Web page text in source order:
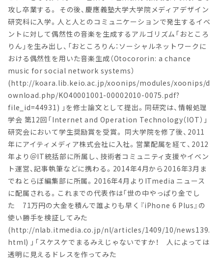
攻し卒業する。 その後、慶應義塾大学大学院メディアデザイン
研究科に入学。人と人とのコミュニケーションで発生するイベ
ントに対して偶然性の音楽を生成するアルゴリズム「おところ
りん」を生み出し、「おところりん：ソーシャルネットワークに
おける偶然性を用いた音楽生成（Otocororin: a chance
music for social network systems）
(http://koara.lib.keio.ac.jp/xoonips/modules/xoonips/d
ownload.php/KO40001001-00002010-0075.pdf?
file_id=44931) 」を修士論文として提出。同研究は、情報処理
学会 第12回「Internet and Operation Technology（IOT）」
研究会において学生奨励賞を受賞。 同大学院を修了後、2011
年にアイティメディア株式会社に入社。営業配属を経て、2012
年より＠IT統括部に所属し、技術者コミュニティ支援やイベン
ト運営、記事執筆などに携わる。2014年4月から2016年3月ま
でねとらぼ編集部に所属。2016年4月よりITmedia ニュース
に配属される。これまでの代表作は「世の中やっぱり金でし
た 71万円の大金を積んで誰よりも早く『iPhone 6 Plus』の
使い勝手を検証してみた
(http://nlab.itmedia.co.jp/nl/articles/1409/10/news139.
html) 」「スケスケでまるみえじゃないですか！ 人によっては
透明に見えるドレスを作ってみた